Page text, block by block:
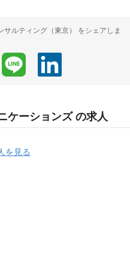
ルティング（東京） をシェアしま
ケーションズ の求人
を見る